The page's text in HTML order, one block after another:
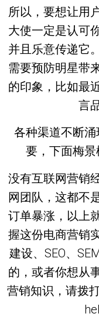
所以，要想让用
大使一定是认可
并且乐意传递它
需要预防明星带
的印象，比如最
言
各种渠道不断
要，下面梅景
没有互联网营销
网团队，这都不
订单暴涨，以上
握这份电商营销
建设、SEO、
的，或者你想从
营销知识，请拨